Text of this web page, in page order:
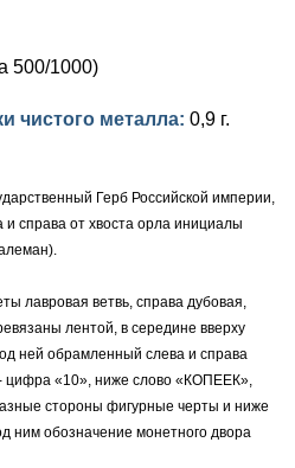
500/1000)
чистого металла: 0,9 г.
Герб Российской империи,
и справа от хвоста орла инициалы
лавровая ветвь, справа дубовая,
лентой, в середине вверху
ней обрамленный слева и справа
цифра «10», ниже слово «КОПЕЕК»,
стороны фигурные черты и ниже
ним обозначение монетного двора